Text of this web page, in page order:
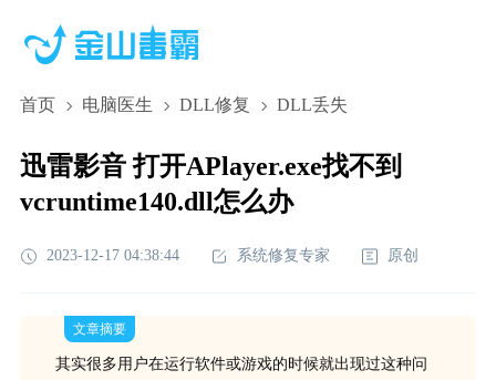
首页 电脑医生 DLL修复 DLL丢失
迅雷影音 打开APlayer.exe找不到
vcruntime140.dll怎么办
2023-12-17 04:38:44 系统修复专家 原创
文章摘要
其实很多用户在运行软件或游戏的时候就出现过这种问